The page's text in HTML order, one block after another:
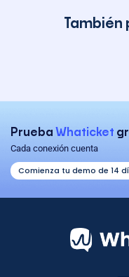
También
Prueba Whaticket
Cada conexión cuenta
Comienza tu demo de 14